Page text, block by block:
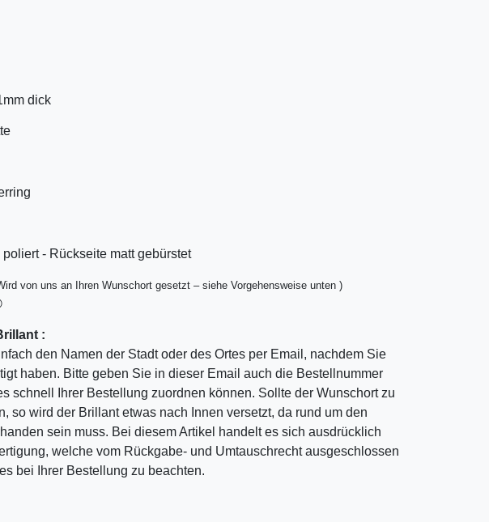
dick
- Rückseite matt gebürstet
von uns an Ihren Wunschort gesetzt – siehe Vorgehensweise unten )
:
den Namen der Stadt oder des Ortes per Email, nachdem Sie
haben. Bitte geben Sie in dieser Email auch die Bestellnummer
schnell Ihrer Bestellung zuordnen können. Sollte der Wunschort zu
so wird der Brillant etwas nach Innen versetzt, da rund um den
sein muss. Bei diesem Artikel handelt es sich ausdrücklich
welche vom Rückgabe- und Umtauschrecht ausgeschlossen
bei Ihrer Bestellung zu beachten.